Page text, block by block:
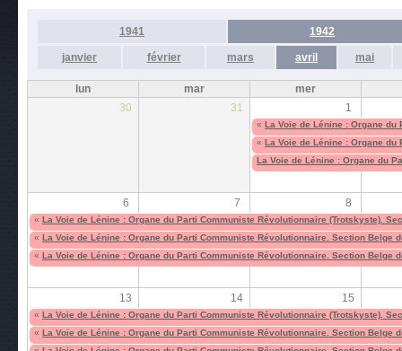
1941 1942
janvier février mars avril mai
lun mar
mer
30
31 1
« La Voie de Lénine : Organe
« La Voie de Lénine : Organe
La Voie de Lénine : Organe du
6 7 8
« La Voie de Lénine : Organe du Parti Communiste Révolutionnaire (Trotskyste).
« La Voie de Lénine : Organe du Parti Communiste Révolutionnaire. Section Belge
« La Voie de Lénine : Organe du Parti Communiste Révolutionnaire. Section Belge
13 14 15
« La Voie de Lénine : Organe du Parti Communiste Révolutionnaire (Trotskyste).
« La Voie de Lénine : Organe du Parti Communiste Révolutionnaire. Section Belge